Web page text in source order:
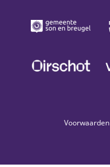
Voorwaarden